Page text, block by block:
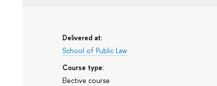
Delivered at:
School of Public Law
Course type:
Elective course